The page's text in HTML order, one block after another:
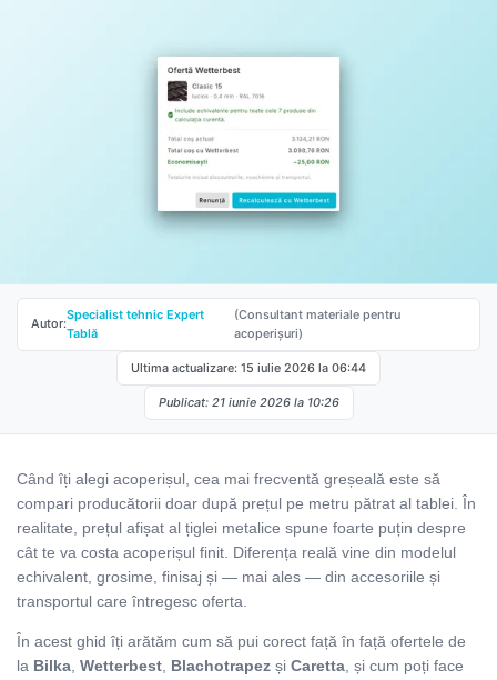
Autor:
Specialist tehnic Expert
Tablă
(Consultant materiale pentru
acoperișuri)
Ultima actualizare: 15 iulie 2026 la 06:44
Publicat: 21 iunie 2026 la 10:26
Când îți alegi acoperișul, cea mai frecventă greșeală este să
compari producătorii doar după prețul pe metru pătrat al tablei. În
realitate, prețul afișat al țiglei metalice spune foarte puțin despre
cât te va costa acoperișul finit. Diferența reală vine din modelul
echivalent, grosime, finisaj și — mai ales — din accesoriile și
transportul care întregesc oferta.
În acest ghid îți arătăm cum să pui corect față în față ofertele de
la Bilka Wetterbest Blachotrapez și Caretta , și cum poți face